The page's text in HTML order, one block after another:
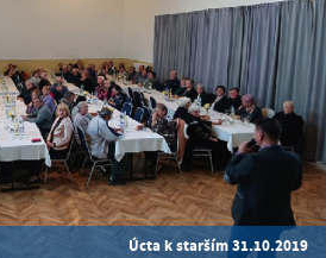
Úcta k starším 31.10.2019